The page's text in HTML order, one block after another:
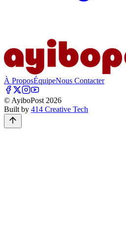
À ProposÉquipeNous Contacter
© AyiboPost 2026
Built by 414 Creative Tech